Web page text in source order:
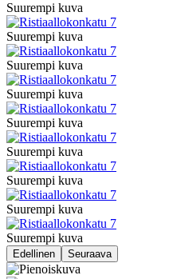
Suurempi kuva
Suurempi kuva
Suurempi kuva
Suurempi kuva
Suurempi kuva
Suurempi kuva
Suurempi kuva
Suurempi kuva
Suurempi kuva
Edellinen Seuraava